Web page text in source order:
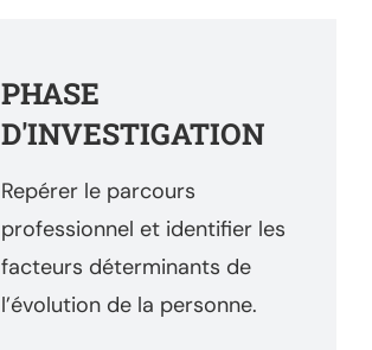
PHASE
D'INVESTIGATION
Repérer le parcours
professionnel et identifier les
facteurs déterminants de
l’évolution de la personne.